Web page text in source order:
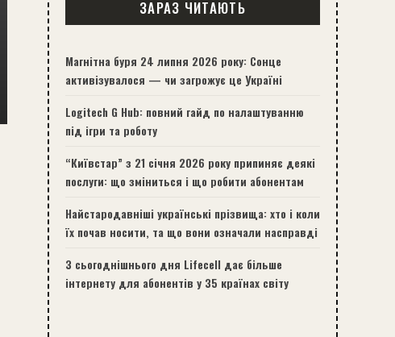
ЗАРАЗ ЧИТАЮТЬ
Магнітна буря 24 липня 2026 року: Сонце
активізувалося — чи загрожує це Україні
Logitech G Hub: повний гайд по налаштуванню
під ігри та роботу
“Київстар” з 21 січня 2026 року припиняє деякі
послуги: що зміниться і що робити абонентам
Найстародавніші українські прізвища: хто і коли
їх почав носити, та що вони означали насправді
З сьогоднішнього дня Lifecell дає більше
інтернету для абонентів у 35 країнах світу